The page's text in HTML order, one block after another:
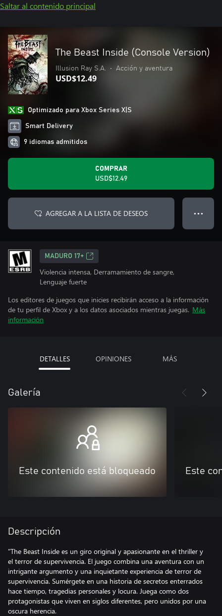
Saltar al contenido principal
The Beast Inside (Console Version)
Illusion Ray S.A. • Acción y aventura
USD$12.49
Optimizado para Xbox Series X|S
Smart Delivery
9 idiomas admitidos
COMPRAR
USD$12.49
AGREGAR A LA LISTA DE DESEOS ● ● ●
MADURO 17+
Violencia intensa, Derramamiento de sangre,
Lenguaje fuerte
Los editores de juegos que inicies recibirán acceso a la información
de tu perfil de Xbox y a los datos asociados mientras juegas. Más
información
DETALLES OPINIONES MÁS
Galería
Este contenido está bloqueado Este
Descripción
"The Beast Inside es un giro original y apasionante en el thriller y
el terror de supervivencia. El juego combina una aventura con un
intrigante argumento y una inquietante experiencia de terror de
supervivencia. Sumérgete en una historia de secretos enterrados
hace tiempo, tragedias personales y locura. Juega como dos
protagonistas que viven en siglos diferentes, pero unidos por una
oscura herencia.